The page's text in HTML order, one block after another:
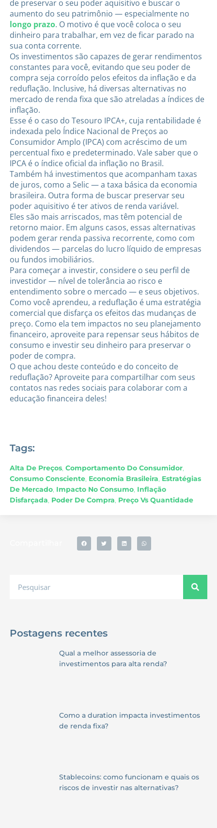
de preservar o seu poder aquisitivo e buscar o
aumento do seu patrimônio — especialmente no
longo prazo. O motivo é que você coloca o seu
dinheiro para trabalhar, em vez de ficar parado na
sua conta corrente.
Os investimentos são capazes de gerar rendimentos
constantes para você, evitando que seu poder de
compra seja corroído pelos efeitos da inflação e da
reduflação. Inclusive, há diversas alternativas no
mercado de renda fixa que são atreladas a índices de
inflação.
Esse é o caso do Tesouro IPCA+, cuja rentabilidade é
indexada pelo Índice Nacional de Preços ao
Consumidor Amplo (IPCA) com acréscimo de um
percentual fixo e predeterminado. Vale saber que o
IPCA é o índice oficial da inflação no Brasil.
Também há investimentos que acompanham taxas
de juros, como a Selic — a taxa básica da economia
brasileira. Outra forma de buscar preservar seu
poder aquisitivo é ter ativos de renda variável.
Eles são mais arriscados, mas têm potencial de
retorno maior. Em alguns casos, essas alternativas
podem gerar renda passiva recorrente, como com
dividendos — parcelas do lucro líquido de empresas
ou fundos imobiliários.
Para começar a investir, considere o seu perfil de
investidor — nível de tolerância ao risco e
entendimento sobre o mercado — e seus objetivos.
Como você aprendeu, a reduflação é uma estratégia
comercial que disfarça os efeitos das mudanças de
preço. Como ela tem impactos no seu planejamento
financeiro, aproveite para repensar seus hábitos de
consumo e investir seu dinheiro para preservar o
poder de compra.
O que achou deste conteúdo e do conceito de
reduflação? Aproveite para compartilhar com seus
contatos nas redes sociais para colaborar com a
educação financeira deles!
Tags:
Alta De Preços, Comportamento Do Consumidor,
Consumo Consciente, Economia Brasileira, Estratégias
De Mercado, Impacto No Consumo, Inflação
Disfarçada, Poder De Compra, Preço Vs Quantidade
Postagens recentes
Qual a melhor assessoria de
investimentos para alta renda?
Como a duration impacta investimentos
de renda fixa?
Stablecoins: como funcionam e quais os
riscos de investir nas alternativas?